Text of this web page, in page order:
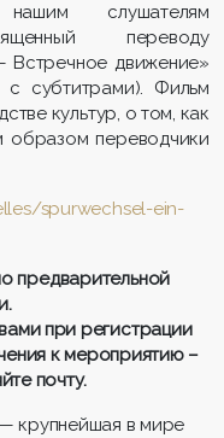
нашим слушателям
переводу
Встречное движение»
субтитрами). Фильм
культур, о том, как
образом переводчики
spurwechsel-ein-
предварительной
при регистрации
к мероприятию –
почту.
— крупнейшая в мире